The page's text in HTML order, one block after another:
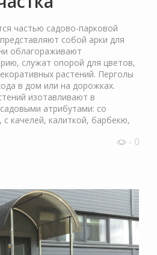
частью садово-парковой
собой арки для
облагораживают
служат опорой для цветов,
растений. Перголы
в дом или на дорожках.
изотавливают в
атрибутами: со
с качелей, калиткой, барбекю,
- 0